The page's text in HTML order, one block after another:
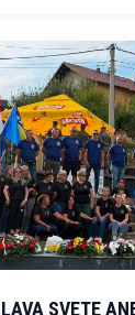
izvedene
SVETE